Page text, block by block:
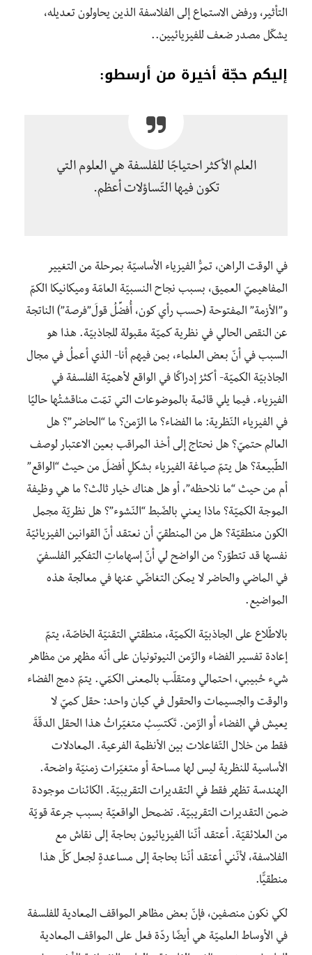
التأثير، ورفض الاستماع إلى الفلاسفة الذين يحاولون تعديله،
يشكّل مصدر ضعف للفيزيائيين..
إليكم حجّة أخيرة من أرسطو:
العلم الأكثر احتياجًا للفلسفة هي العلوم التي
تكون فيها التّساؤلات أعظم.
في الوقت الراهن، تمرُّ الفيزياء الأساسيّة بمرحلة من التغيير
المفاهيميّ العميق، بسبب نجاح النسبيّة العامّة وميكانيكا الكمّ
و”الأزمة” المفتوحة (حسب رأي كون، أُفضِّلُ قولَ”فرصة”) الناتجة
عن النقص الحالي في نظرية كميّة مقبولة للجاذبيّة. هذا هو
السبب في أنّ بعض العلماء، بمن فيهم أنا- الذي أعملُ في مجال
الجاذبيّة الكميّة- أكثرُ إدراكًا في الواقع لأهميّة الفلسفة في
الفيزياء. فيما يلي قائمة بالموضوعات التي تمّت مناقشتُها حاليًا
في الفيزياء النّظرية: ما الفضاء؟ ما الزّمن؟ ما “الحاضر”؟ هل
العالم حتميّ؟ هل نحتاج إلى أخذ المراقب بعين الاعتبار لوصف
الطّبيعة؟ هل يتمّ صياغة الفيزياء بشكلٍ أفضلَ من حيث “الواقع”
أم من حيث “ما نلاحظه”، أو هل هناك خيار ثالث؟ ما هي وظيفة
الموجة الكميّة؟ ماذا يعني بالضّبط “النّشوء”؟ هل نظريّة مجمل
الكون منطقيّة؟ هل من المنطقيّ أن نعتقد أنّ القوانين الفيزيائيّة
نفسها قد تتطوّر؟ من الواضح لي أنّ إسهاماتِ التفكير الفلسفيّ
في الماضي والحاضر لا يمكن التغاضّي عنها في معالجة هذه
المواضيع.
بالاطّلاع على الجاذبيّة الكميّة، منطقتي التقنيّة الخاصّة، يتمّ
إعادة تفسير الفضاء والزّمن النيوتونيان على أنّه مظهر من مظاهر
شيء حُبيبي، احتمالي ومتقلّب بالمعنى الكمّي. يتمّ دمج الفضاء
والوقت والجسيمات والحقول في كيان واحد: حقل كميّ لا
يعيش في الفضاء أو الزّمن. تَكتسِبُ متغيّراتُ هذا الحقل الدقّةَ
فقط من خلال التّفاعلات بين الأنظمة الفرعية. المعادلات
الأساسية للنظرية ليس لها مساحة أو متغيّرات زمنيّة واضحة.
الهندسة تظهر فقط في التقديرات التقريبيّة. الكائنات موجودة
ضمن التقديرات التقريبيّة. تضمحل الواقعيّة بسبب جرعة قويّة
من العلائقيّة. أعتقد أنّنا الفيزيائيون بحاجة إلى نقاش مع
الفلاسفة، لأنّني أعتقد أنّنا بحاجة إلى مساعدةٍ لجعل كلّ هذا
منطقيًّا.
لكي نكون منصفين، فإنّ بعض مظاهر المواقف المعادية للفلسفة
في الأوساط العلميّة هي أيضًا ردّة فعل على المواقف المعادية